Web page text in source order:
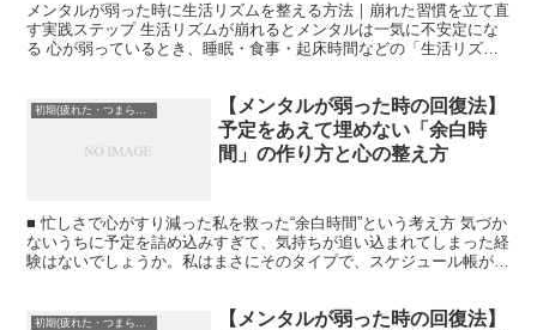
メンタルが弱った時に生活リズムを整える方法｜崩れた習慣を立て直
す実践ステップ 生活リズムが崩れるとメンタルは一気に不安定にな
る 心が弱っているとき、睡眠・食事・起床時間などの「生活リズ
【メンタルが弱った時の回復法】
予定をあえて埋めない「余白時
間」の作り方と心の整え方
■ 忙しさで心がすり減った私を救った“余白時間”という考え方 気づか
ないうちに予定を詰め込みすぎて、気持ちが追い込まれてしまった経
験はないでしょうか。私はまさにそのタイプで、スケジュール帳が真
【メンタルが弱った時の回復法】